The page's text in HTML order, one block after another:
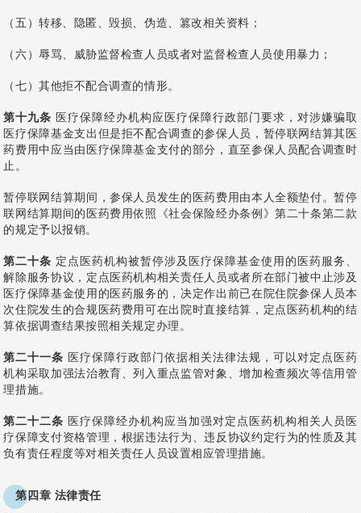
（五）转移、隐匿、毁损、伪造、篡改相关资料；
（六）辱骂、威胁监督检查人员或者对监督检查人员使用暴力；
（七）其他拒不配合调查的情形。
第十九条 医疗保障经办机构应医疗保障行政部门要求，对涉嫌骗取
医疗保障基金支出但是拒不配合调查的参保人员，暂停联网结算其医
药费用中应当由医疗保障基金支付的部分，直至参保人员配合调查时
止。
暂停联网结算期间，参保人员发生的医药费用由本人全额垫付。暂停
联网结算期间的医药费用依照《社会保险经办条例》第二十条第二款
的规定予以报销。
第二十条 定点医药机构被暂停涉及医疗保障基金使用的医药服务、
解除服务协议，定点医药机构相关责任人员或者所在部门被中止涉及
医疗保障基金使用的医药服务的，决定作出前已在院住院参保人员本
次住院发生的合规医药费用可在出院时直接结算，定点医药机构的结
算依据调查结果按照相关规定办理。
第二十一条 医疗保障行政部门依据相关法律法规，可以对定点医药
机构采取加强法治教育、列入重点监管对象、增加检查频次等信用管
理措施。
第二十二条 医疗保障经办机构应当加强对定点医药机构相关人员医
疗保障支付资格管理，根据违法行为、违反协议约定行为的性质及其
负有责任程度等对相关责任人员设置相应管理措施。
第四章 法律责任